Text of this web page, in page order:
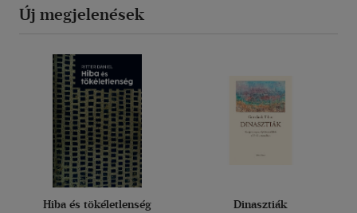
Új megjelenések
Hiba és tökéletlenség Dinasztiák